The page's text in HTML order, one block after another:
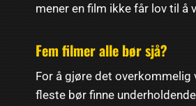
mener en film ikke får lov til å
Fem filmer alle bør sjå?
For å gjøre det
fleste bør finne